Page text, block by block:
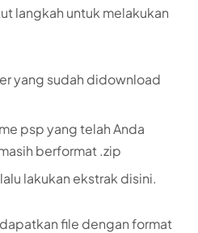
langkah untuk melakukan
yang sudah didownload
psp yang telah Anda
berformat .zip
lakukan ekstrak disini.
file dengan format